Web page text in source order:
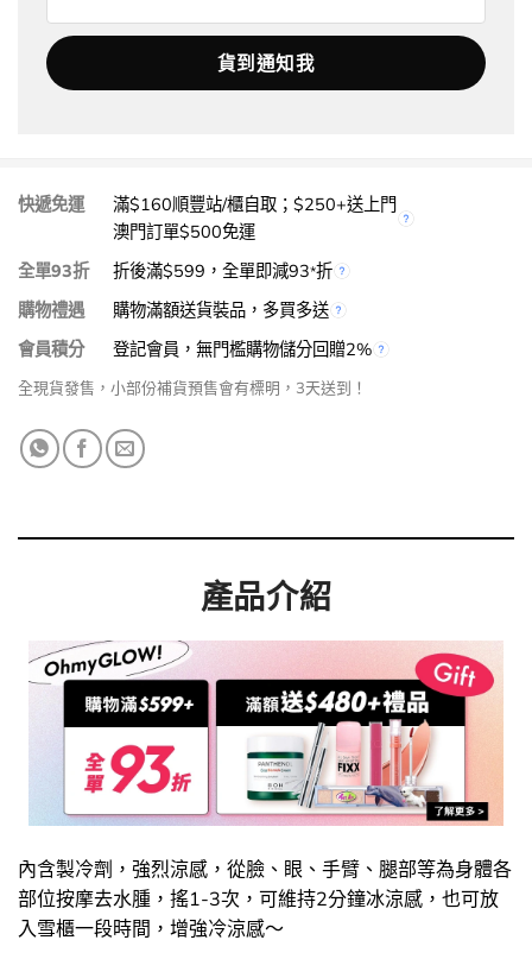
快遞免運
滿$160順豐站/櫃自取；$250+送上門
澳門訂單$500免運
全單93折
折後滿$599，全單即減93*折
購物禮遇
購物滿額送貨裝品，多買多送
會員積分
登記會員，無門檻購物儲分回贈2%
全現貨發售，小部份補貨預售會有標明，3天送到！
產品介紹
內含製冷劑，強烈涼感，從臉、眼、手臂、腿部等為身體各
部位按摩去水腫，搖1-3次，可維持2分鐘冰涼感，也可放
入雪櫃一段時間，增強冷涼感～